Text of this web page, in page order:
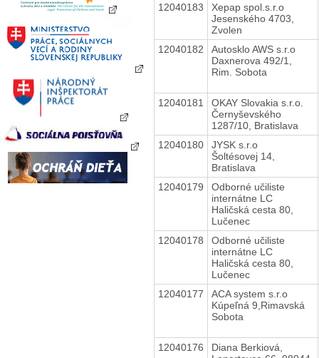
12040183
Xepap spol.s.r.o
Jesenského 4703,
Zvolen
12040182
Autosklo AWS s.r.o
Daxnerova 492/1,
Rim. Sobota
12040181
OKAY Slovakia s.r.o.
Černyševského
1287/10, Bratislava
12040180
JYSK s.r.o
Šoltésovej 14,
Bratislava
12040179
Odborné učiliste
internátne LC
Haličská cesta 80,
Lučenec
12040178
Odborné učiliste
internátne LC
Haličská cesta 80,
Lučenec
12040177
ACA system s.r.o
Kúpeľná 9,Rimavská
Sobota
12040176
Diana Berkiová,